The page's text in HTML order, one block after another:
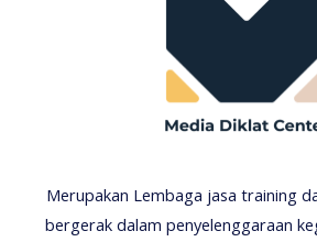
Merupakan Lembaga jasa training
bergerak dalam penyelenggaraan